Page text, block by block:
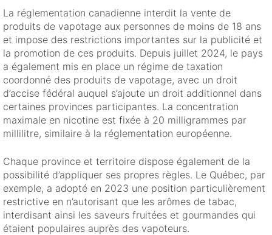
La réglementation canadienne interdit la vente de
produits de vapotage aux personnes de moins de 18 ans
et impose des restrictions importantes sur la publicité et
la promotion de ces produits. Depuis juillet 2024, le pays
a également mis en place un régime de taxation
coordonné des produits de vapotage, avec un droit
d’accise fédéral auquel s’ajoute un droit additionnel dans
certaines provinces participantes. La concentration
maximale en nicotine est fixée à 20 milligrammes par
millilitre, similaire à la réglementation européenne.
Chaque province et territoire dispose également de la
possibilité d’appliquer ses propres règles. Le Québec, par
exemple, a adopté en 2023 une position particulièrement
restrictive en n’autorisant que les arômes de tabac,
interdisant ainsi les saveurs fruitées et gourmandes qui
étaient populaires auprès des vapoteurs.